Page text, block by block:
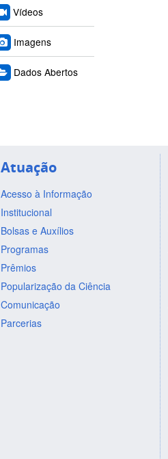
Vídeos
Imagens
Dados Abertos
Atuação
Acesso à Informação
Institucional
Bolsas e Auxílios
Programas
Prêmios
Popularização da Ciência
Comunicação
Parcerias